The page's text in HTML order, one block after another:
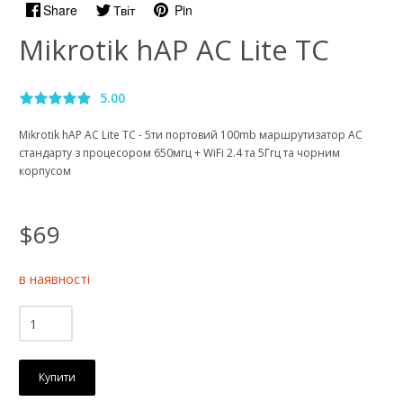
Share Твіт Pin
Mikrotik hAP AC Lite TC
5.00
Mikrotik hAP AC Lite TC - 5ти портовий 100mb маршрутизатор AC
стандарту з процесором 650мгц + WiFi 2.4 та 5Ггц та чорним
корпусом
$69
в наявності
Купити